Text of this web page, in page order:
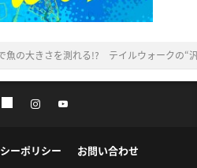
魚の大きさを測れる!? テイルウォークの“
ーポリシー お問い合わせ